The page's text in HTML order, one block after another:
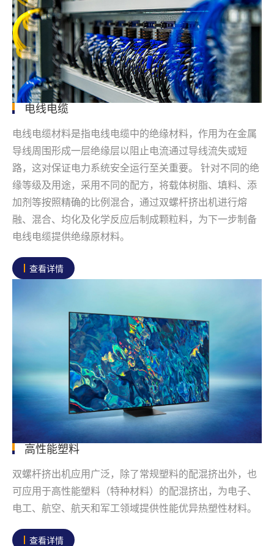
电线电缆
电线电缆材料是指电线电缆中的绝缘材料，作用为在金属
导线周围形成一层绝缘层以阻止电流通过导线流失或短
路，这对保证电力系统安全运行至关重要。 针对不同的绝
缘等级及用途，采用不同的配方，将载体树脂、填料、添
加剂等按照精确的比例混合，通过双螺杆挤出机进行熔
融、混合、均化及化学反应后制成颗粒料，为下一步制备
电线电缆提供绝缘原材料。
查看详情
高性能塑料
双螺杆挤出机应用广泛，除了常规塑料的配混挤出外，也
可应用于高性能塑料（特种材料）的配混挤出，为电子、
电工、航空、航天和军工领域提供性能优异热塑性材料。
查看详情